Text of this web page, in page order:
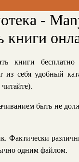
-
книги
книги
из себя удобный
быть не
Фактически
одним файлом.